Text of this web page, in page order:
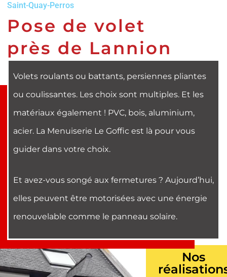
Saint-Quay-Perros
Pose de volet
près de Lannion
Volets roulants ou battants, persiennes pliantes
ou coulissantes. Les choix sont multiples. Et les
matériaux également ! PVC, bois, aluminium,
acier. La Menuiserie Le Goffic est là pour vous
guider dans votre choix.
Et avez-vous songé aux fermetures ? Aujourd’hui,
elles peuvent être motorisées avec une énergie
renouvelable comme le panneau solaire.
Nos